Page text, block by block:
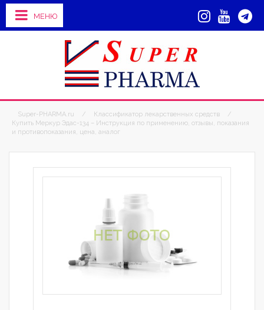
МЕНЮ
Super-PHARMA.ru / Классификатор лекарственных средств
/
Купить Меркур Эдас-134 – Инструкция по применению, отзывы, показания
и противопоказания, цена, аналог